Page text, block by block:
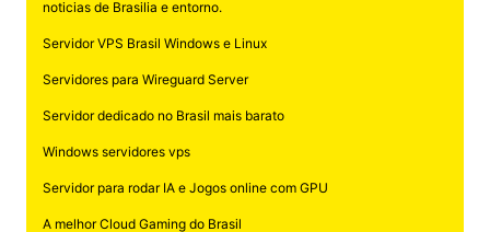
noticias de Brasilia e entorno.
Servidor VPS Brasil Windows e Linux
Servidores para Wireguard Server
Servidor dedicado no Brasil mais barato
Windows servidores vps
Servidor para rodar IA e Jogos online com GPU
A melhor Cloud Gaming do Brasil